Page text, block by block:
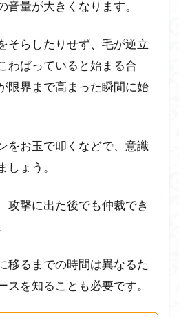
音量が大きくなります。
そらしたりせず、毛が逆立
わばっていると始まる合
限界まで高まった瞬間に始
をお玉で叩くなどで、意識
しょう。
攻撃に出た後でも仲裁でき
移るまでの時間は異なるた
を知ることも必要です。